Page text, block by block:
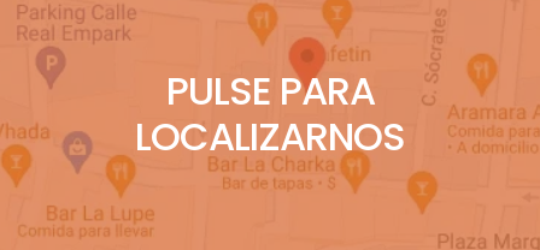
PULSE PARA
LOCALIZARNOS